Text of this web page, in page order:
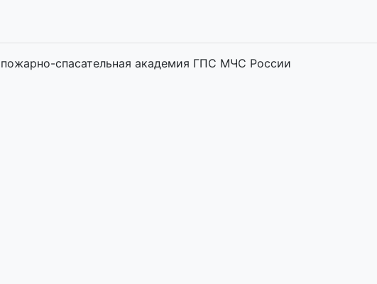
спасательная академия ГПС МЧС России